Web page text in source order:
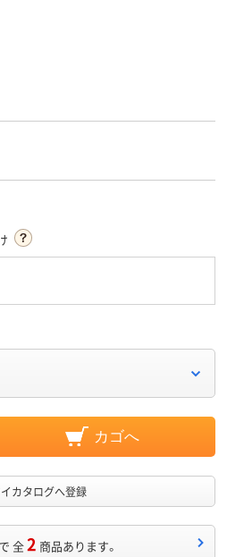
カゴへ
カタログへ登録
全2 商品あります。